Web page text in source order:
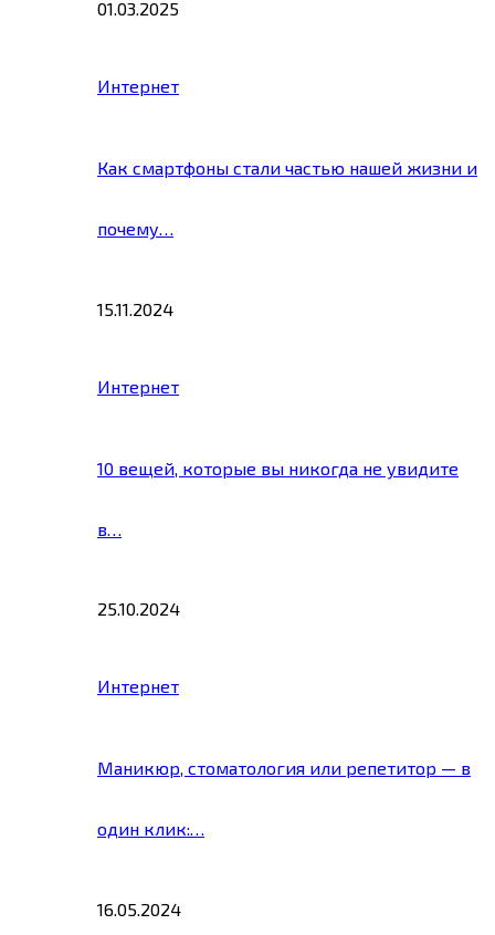
01.03.2025
Интернет
Как смартфоны стали частью нашей жизни и
почему…
15.11.2024
Интернет
10 вещей, которые вы никогда не увидите
в…
25.10.2024
Интернет
Маникюр, стоматология или репетитор — в
один клик:…
16.05.2024